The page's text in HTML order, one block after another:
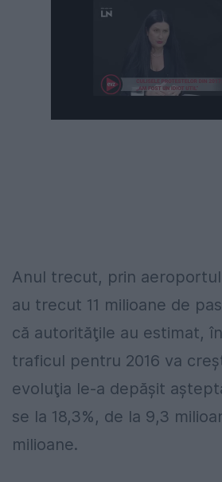
Anul trecut, prin aeroportul
au trecut 11 milioane de
că autorităţile au estimat,
traficul pentru 2016 va
evoluţia le-a depăşit
se la 18,3%, de la 9,3
milioane.